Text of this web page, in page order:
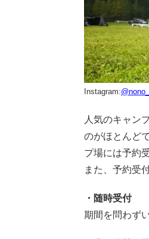
Instagram:
人気のキャン
のがほとんど
プ場には予約
また、予約受
・随時受付
期間を問わず